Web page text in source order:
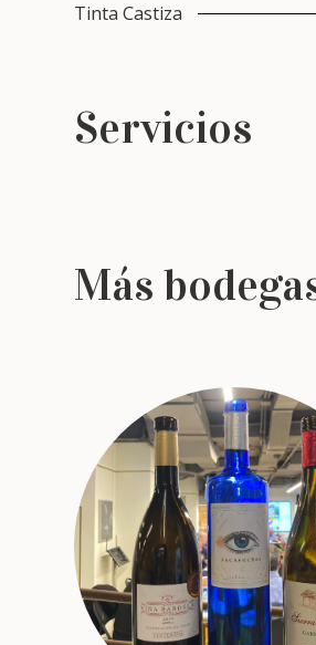
Tinta Castiza
Servicios
Más